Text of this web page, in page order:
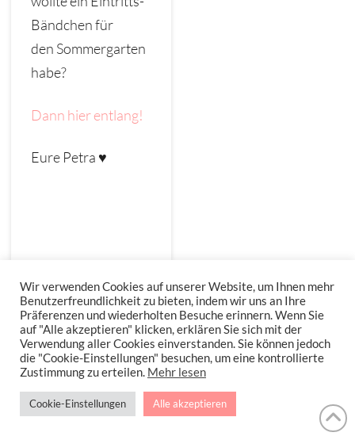
Bändchen für
den Sommergarten
habe?
Dann hier entlang!
Eure Petra ♥
Seite drucken, PDF
Wir verwenden Cookies auf unserer Website, um Ihnen mehr
Benutzerfreundlichkeit zu bieten, indem wir uns an Ihre
Präferenzen und wiederholten Besuche erinnern. Wenn Sie
auf "Alle akzeptieren" klicken, erklären Sie sich mit der
Verwendung aller Cookies einverstanden. Sie können jedoch
die "Cookie-Einstellungen" besuchen, um eine kontrollierte
Zustimmung zu erteilen. Mehr lesen
Cookie-Einstellungen Alle akzeptieren